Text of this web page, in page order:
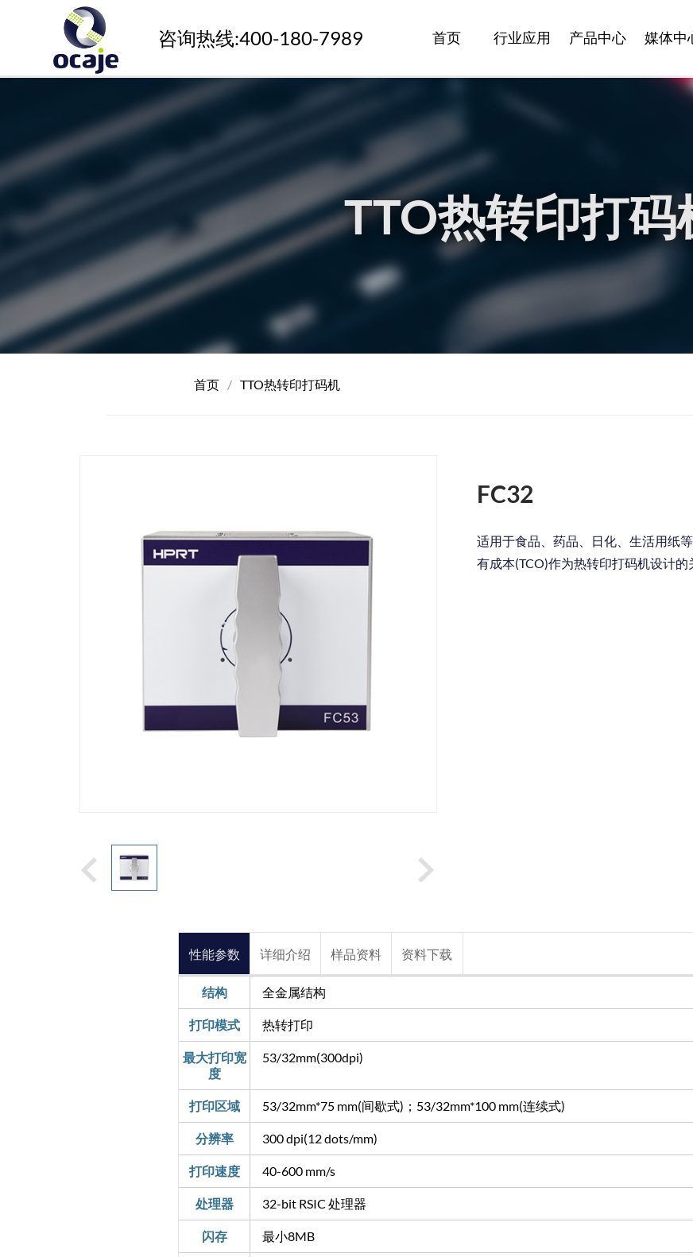
咨询热线:400-180-7989 首页 行业应用 产品中心 媒体中
TTO热转印打码
首页 / TTO热转印打码机
FC32
适用于食品、药品、日化、生活用纸
有成本(TCO)作为热转印打码机设计
性能参数 详细介绍 样品资料 资料下载
结构 全金属结构
打印模式 热转打印
最大打印宽
度
53/32mm(300dpi)
打印区域 53/32mm*75 mm(间歇式)；53/32mm*100 mm(连续式)
分辨率 300 dpi(12 dots/mm)
打印速度 40-600 mm/s
处理器 32-bit RSIC 处理器
闪存 最小8MB